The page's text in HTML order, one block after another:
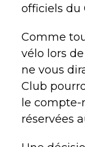
officiels du
Comme
vélo lors
ne vous
Club
le
réservées